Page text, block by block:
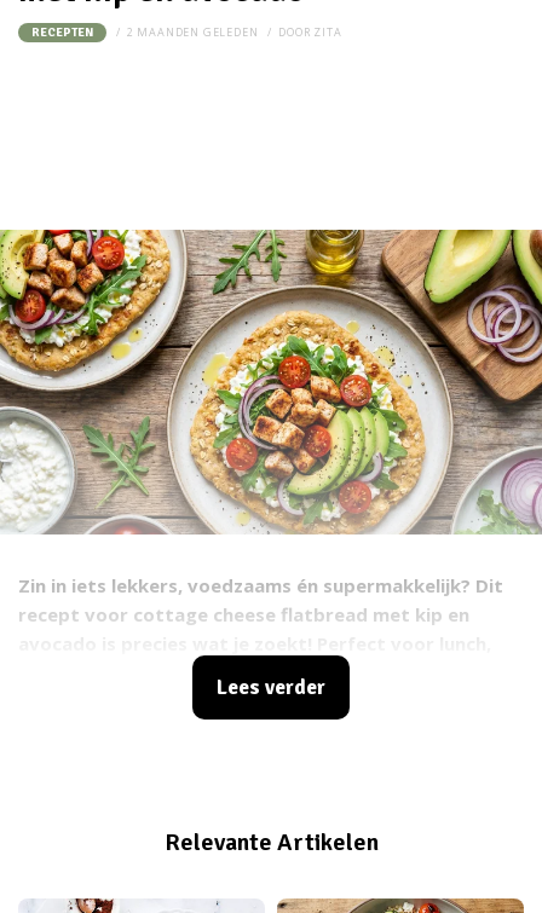
RECEPTEN 2 MAANDEN GELEDEN DOOR ZITA
Zin in iets lekkers, voedzaams én supermakkelijk? Dit
recept voor cottage cheese flatbread met kip en
diner of zelfs als een stevig ontbijt. Deze flatbreads
zijn rijk aan eiwitten dankzij de cottage cheese en kip,
Lees verder
Relevante Artikelen